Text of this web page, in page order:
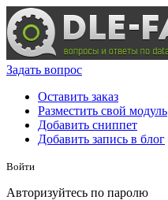
Задать вопрос
Оставить заказ
Разместить свой модуль
Добавить сниппет
Добавить запись в блог
Войти
Авторизуйтесь по паролю